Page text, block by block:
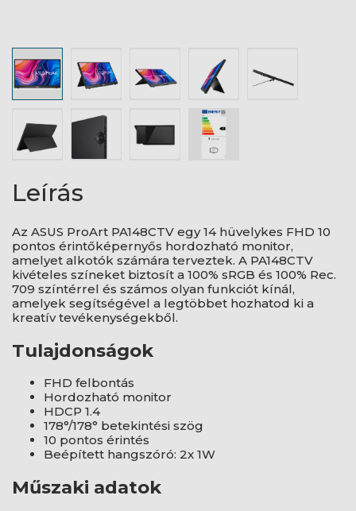
Leírás
Az ASUS ProArt PA148CTV egy 14 hüvelykes FHD 10
pontos érintőképernyős hordozható monitor,
amelyet alkotók számára terveztek. A PA148CTV
kivételes színeket biztosít a 100% sRGB és 100% Rec.
709 színtérrel és számos olyan funkciót kínál,
amelyek segítségével a legtöbbet hozhatod ki a
kreatív tevékenységekből.
Tulajdonságok
FHD felbontás
Hordozható monitor
HDCP 1.4
178°/178° betekintési szög
10 pontos érintés
Beépített hangszóró: 2x 1W
Műszaki adatok